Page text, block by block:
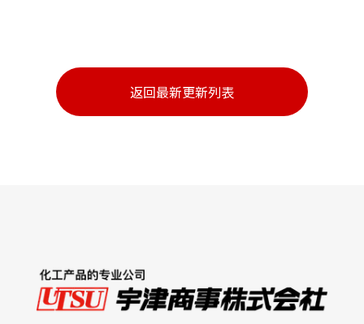
返回最新更新列表